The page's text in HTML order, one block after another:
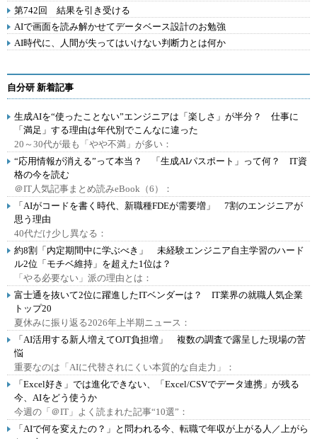
第742回 結果を引き受ける
AIで画面を読み解かせてデータベース設計のお勉強
AI時代に、人間が失ってはいけない判断力とは何か
自分研 新着記事
生成AIを“使ったことない”エンジニアは「楽しさ」が半分？ 仕事に
「満足」する理由は年代別でこんなに違った
20～30代が最も「やや不満」が多い：
“応用情報が消える”って本当？ 「生成AIパスポート」って何？ IT資
格の今を読む
＠IT人気記事まとめ読みeBook（6）：
「AIがコードを書く時代、新職種FDEが需要増」 7割のエンジニアが
思う理由
40代だけ少し異なる：
約8割「内定期間中に学ぶべき」 未経験エンジニア自主学習のハード
ル2位「モチベ維持」を超えた1位は？
「やる必要ない」派の理由とは：
富士通を抜いて2位に躍進したITベンダーは？ IT業界の就職人気企業
トップ20
夏休みに振り返る2026年上半期ニュース：
「AI活用する新人増えてOJT負担増」 複数の調査で露呈した現場の苦
悩
重要なのは「AIに代替されにくい本質的な自走力」：
「Excel好き」では進化できない、「Excel/CSVでデータ連携」が残る
今、AIをどう使うか
今週の「＠IT」よく読まれた記事“10選”：
「AIで何を変えたの？」と問われる今、転職で年収が上がる人／上がら